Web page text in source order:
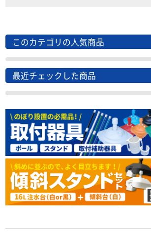
このカテゴリの人気商品
最近チェックした商品